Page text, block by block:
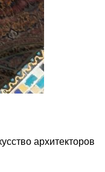
архитекторов